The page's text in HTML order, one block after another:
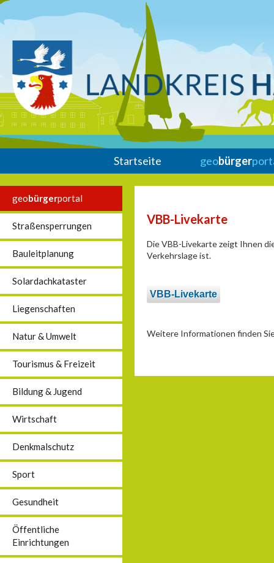
Startseite geobürger
geobürgerportal
Straßensperrungen
Bauleitplanung
Solardachkataster
Liegenschaften
Natur & Umwelt
Tourismus & Freizeit
Bildung & Jugend
Wirtschaft
Denkmalschutz
Sport
Gesundheit
Öffentliche
Einrichtungen
VBB-Livekarte
Die VBB-Livekarte zeigt Ihnen
Verkehrslage ist.
VBB-Livekarte
Weitere Informationen finden